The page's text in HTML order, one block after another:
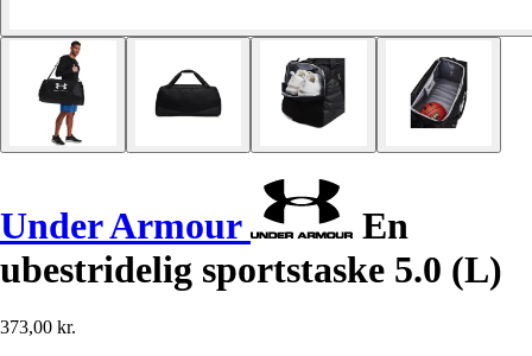
Under Armour
En
ubestridelig sportstaske 5.0 (L)
373,00 kr.